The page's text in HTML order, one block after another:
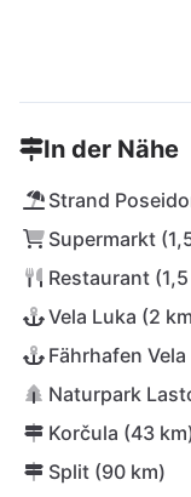
In der Nähe
Strand
Supermarkt
Restaurant
Vela Luka (2
Fährhafen
Naturpark
Korčula (43
Split (90 km)